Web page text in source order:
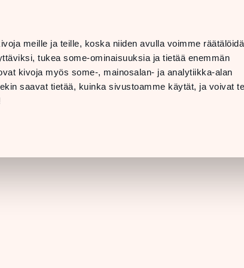
meille ja teille, koska niiden avulla voimme
tukea some-ominaisuuksia ja tietää enemmän
kivoja myös some-, mainosalan- ja analytiikka-alan
saavat tietää, kuinka sivustoamme käytät, ja voivat
LIIKKEEN TIEDOT
LAHJAKORTTI